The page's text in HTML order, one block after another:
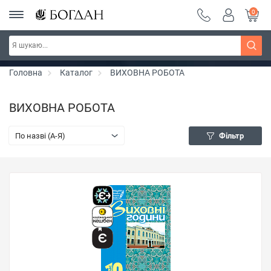
РОЗПРОДАЖ ~ 150 грн ~ 200 грн ~ 250 грн ~
300 грн ~ РОЗПРОДАЖ
Дізнатись більше
0
Головна Каталог ВИХОВНА РОБОТА
ВИХОВНА РОБОТА
По назві (A-Я) Фільтр